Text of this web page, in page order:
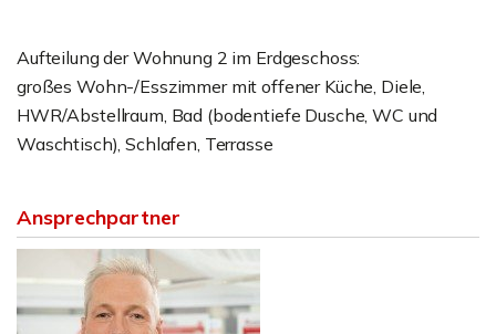
Aufteilung der Wohnung 2 im Erdgeschoss:
großes Wohn-/Esszimmer mit offener Küche, Diele,
HWR/Abstellraum, Bad (bodentiefe Dusche, WC und
Waschtisch), Schlafen, Terrasse
Ansprechpartner